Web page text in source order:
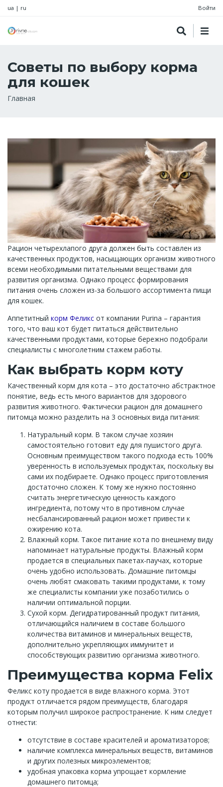
ua | ru Войти
Советы по выбору корма
для кошек
Строка
Главная
Рацион четырехлапого друга должен быть составлен из
качественных продуктов, насыщающих организм животного
всеми необходимыми питательными веществами для
развития организма. Однако процесс формирования
питания очень сложен из-за большого ассортимента пищи
для кошек.
Аппетитный корм Феликс от компании Purina – гарантия
того, что ваш кот будет питаться действительно
качественными продуктами, которые бережно подобрали
специалисты с многолетним стажем работы.
Как выбрать корм коту
Качественный корм для кота – это достаточно абстрактное
понятие, ведь есть много вариантов для здорового
развития животного. Фактически рацион для домашнего
питомца можно разделить на 3 основных вида питания:
Натуральный корм. В таком случае хозяин
самостоятельно готовит еду для пушистого друга.
Основным преимуществом такого подхода есть 100%
уверенность в используемых продуктах, поскольку вы
сами их подбираете. Однако процесс приготовления
достаточно сложен. К тому же нужно постоянно
считать энергетическую ценность каждого
ингредиента, потому что в противном случае
несбалансированный рацион может привести к
ожирению кота.
Влажный корм. Такое питание кота по внешнему виду
напоминает натуральные продукты. Влажный корм
продается в специальных пакетах-паучах, которые
очень удобно использовать. Домашние питомцы
очень любят смаковать такими продуктами, к тому
же специалисты компании уже позаботились о
наличии оптимальной порции.
Сухой корм. Дегидратированный продукт питания,
отличающийся наличием в составе большого
количества витаминов и минеральных веществ,
дополнительно укрепляющих иммунитет и
способствующих развитию организма животного.
Преимущества корма Felix
Феликс коту продается в виде влажного корма. Этот
продукт отличается рядом преимуществ, благодаря
которым получил широкое распространение. К ним следует
отнести:
отсутствие в составе красителей и ароматизаторов;
наличие комплекса минеральных веществ, витаминов
и других полезных микроэлементов;
удобная упаковка корма упрощает кормление
домашнего питомца;